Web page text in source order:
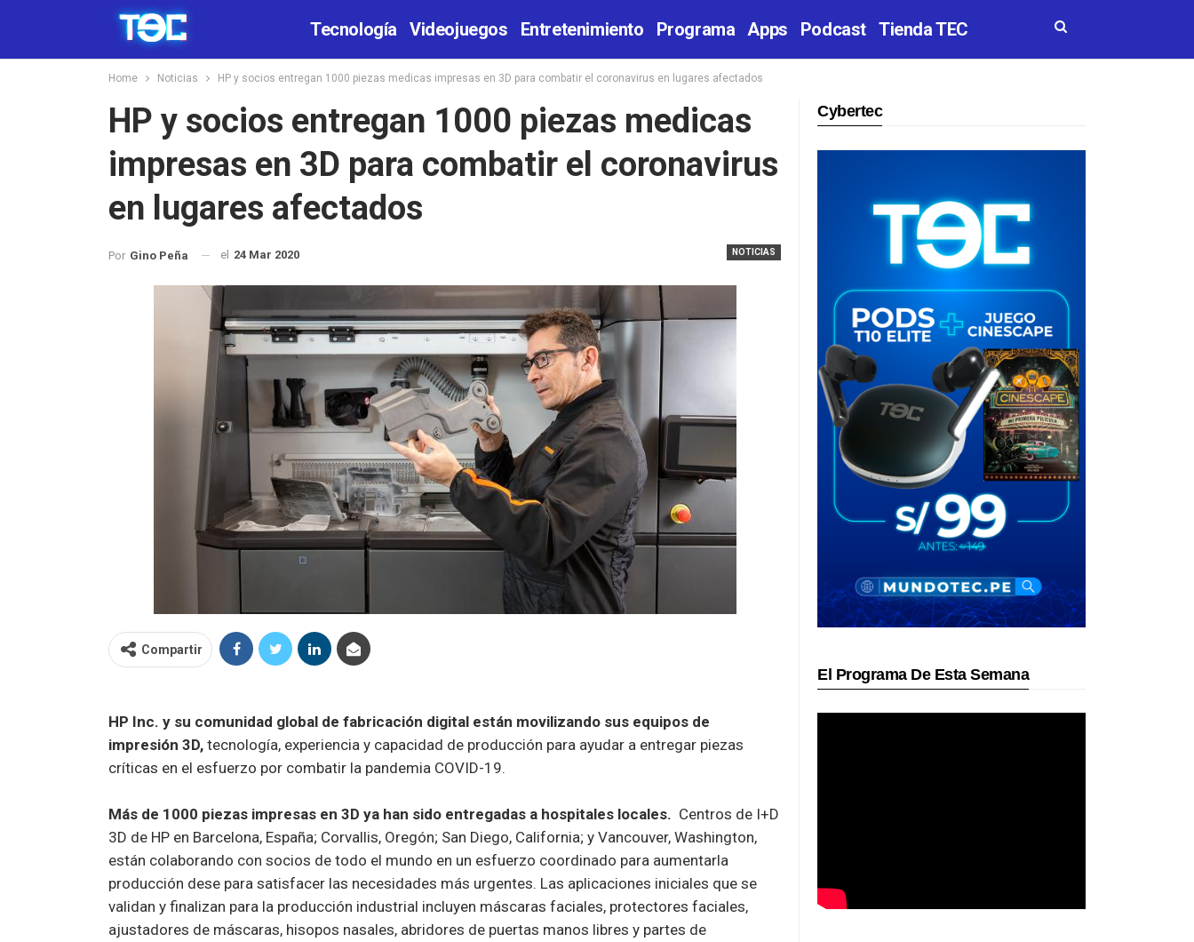
Tecnología Videojuegos Entretenimiento Programa Apps Podcast Tienda TEC
Home Noticias HP y socios entregan 1000 piezas medicas impresas en 3D para combatir el coronavirus en lugares afectados
HP y socios entregan 1000 piezas medicas
impresas en 3D para combatir el coronavirus
en lugares afectados
NOTICIAS
Por Gino Peña el 24 Mar 2020
Compartir
HP Inc. y su comunidad global de fabricación digital están movilizando sus equipos de
impresión 3D, tecnología, experiencia y capacidad de producción para ayudar a entregar piezas
críticas en el esfuerzo por combatir la pandemia COVID-19.
Más de 1000 piezas impresas en 3D ya han sido entregadas a hospitales locales. Centros de I+D
3D de HP en Barcelona, España; Corvallis, Oregón; San Diego, California; y Vancouver, Washington,
están colaborando con socios de todo el mundo en un esfuerzo coordinado para aumentarla
producción dese para satisfacer las necesidades más urgentes. Las aplicaciones iniciales que se
validan y finalizan para la producción industrial incluyen máscaras faciales, protectores faciales,
ajustadores de máscaras, hisopos nasales, abridores de puertas manos libres y partes de
Cybertec
El Programa De Esta Semana